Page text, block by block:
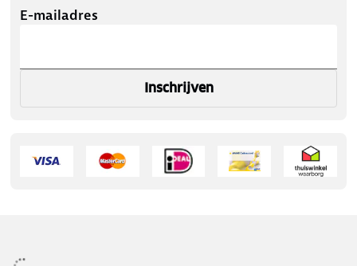
E-mailadres
Inschrijven